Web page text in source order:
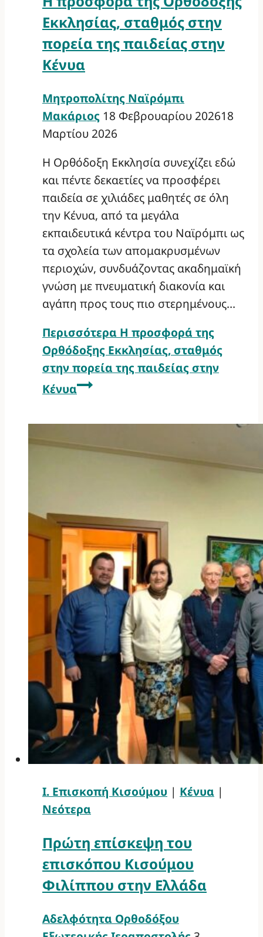
Εκκλησίας, σταθμός στην
πορεία της παιδείας στην
Κένυα
Μητροπολίτης Ναϊρόμπι
Μακάριος 18 Φεβρουαρίου 202618
Μαρτίου 2026
Η Ορθόδοξη Εκκλησία συνεχίζει εδώ
και πέντε δεκαετίες να προσφέρει
παιδεία σε χιλιάδες μαθητές σε όλη
την Κένυα, από τα μεγάλα
εκπαιδευτικά κέντρα του Ναϊρόμπι ως
τα σχολεία των απομακρυσμένων
περιοχών, συνδυάζοντας ακαδημαϊκή
γνώση με πνευματική διακονία και
αγάπη προς τους πιο στερημένους…
Περισσότερα Η προσφορά της
Ορθόδοξης Εκκλησίας, σταθμός
στην πορεία της παιδείας στην
Κένυα
Ι. Επισκοπή Κισούμου | Κένυα |
Νεότερα
Πρώτη επίσκεψη του
επισκόπου Κισούμου
Φιλίππου στην Ελλάδα
Αδελφότητα Ορθοδόξου